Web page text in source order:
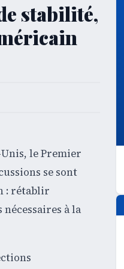
stabilité,
le Premier
se sont
: rétablir
à la